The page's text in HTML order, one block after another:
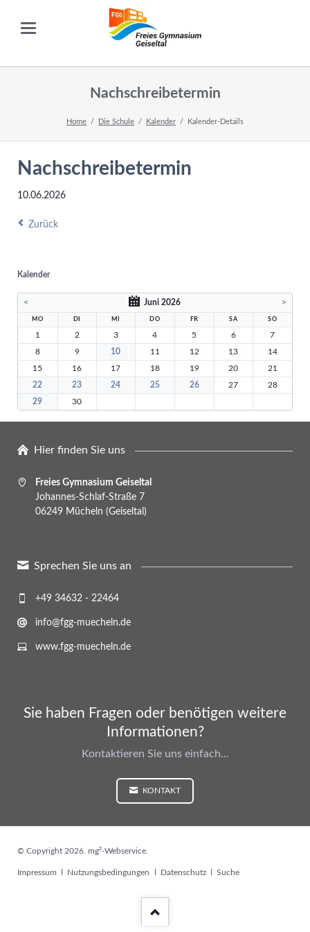
Nachschreibetermin
Home Die Schule Kalender Kalender-Details
Nachschreibetermin
10.06.2026
Zurück
Kalender
< Juni 2026 >
MO DI MI DO FR SA SO
1 2 3 4 5 6
7
8
9 10 11 12 13
14
15
16 17 18 19 20
21
22
23 24 25 26 27
28
29
30
Hier finden Sie uns
Freies Gymnasium Geiseltal
Johannes-Schlaf-Straße 7
06249 Mücheln (Geiseltal)
Sprechen Sie uns an
+49 34632 - 22464
info@fgg-muecheln.de
www.fgg-muecheln.de
Sie haben Fragen oder benötigen weitere
Informationen?
Kontaktieren Sie uns einfach...
KONTAKT
© Copyright 2026. mg²-Webservice.
Navigation
Impressum Nutzungsbedingungen Datenschutz Suche